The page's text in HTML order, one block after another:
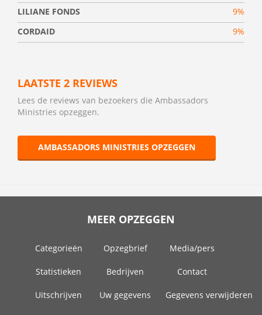
LILIANE FONDS
9%
CORDAID
9%
LAATSTE 2 REVIEWS
Lees de reviews van bezoekers die Ambassadors
Ministries opzeggen.
AMBASSADORS MINISTRIES OPZEGGEN
MEER OPZEGGEN
Categorieën Opzegbrief Media/pers
Statistieken Bedrijven Contact
Uitschrijven Uw gegevens Gegevens verwijderen